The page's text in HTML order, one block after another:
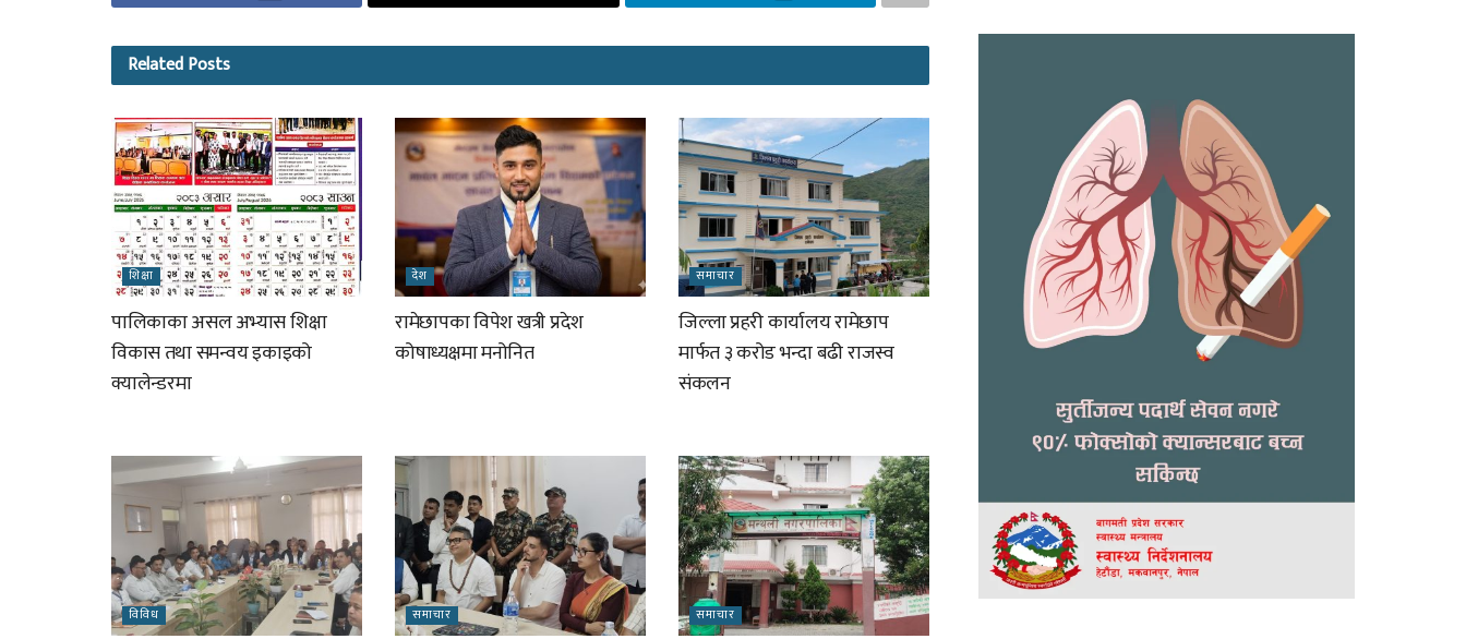
RelatedPosts
शिक्षा
पालिकाका असल अभ्यास शिक्षा
विकास तथा समन्वय इकाइको
क्यालेन्डरमा
देश
रामेछापका विपेश खत्री प्रदेश
कोषाध्यक्षमा मनोनित
समाचार
जिल्ला प्रहरी कार्यालय रामेछाप
मार्फत ३ करोड भन्दा बढी राजस्व
संकलन
विविध समाचार समाचार